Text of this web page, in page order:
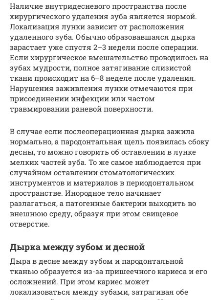
Наличие внутридесневого пространства после
хирургического удаления зуба является нормой.
Локализация лунки зависит от расположения
удаленного зуба. Обычно образовавшаяся дырка
зарастает уже спустя 2–3 недели после операции.
Если хирургическое вмешательство проводилось на
зубах мудрости, полное затягивание слизистой
ткани происходит на 6–8 неделе после удаления.
Нарушения заживления лунки отмечаются при
присоединении инфекции или частом
травмировании раневой поверхности.
В случае если послеоперационная дырка зажила
нормально, а пародонтальная щель появилась сбоку
десны, то можно говорить об оставлении в лунке
мелких частей зуба. То же самое наблюдается при
случайном оставлении стоматологических
инструментов и материалов в периодонтальном
пространстве. Инородное тело начинает
разлагаться, а патогенные бактерии выходить во
внешнюю среду, образуя при этом свищевое
отверстие.
Дырка между зубом и десной
Дыра в десне между зубом и пародонтальной
тканью образуется из-за пришеечного кариеса и его
осложнений. При этом кариес может
локализоваться между зубами, затрагивая обе